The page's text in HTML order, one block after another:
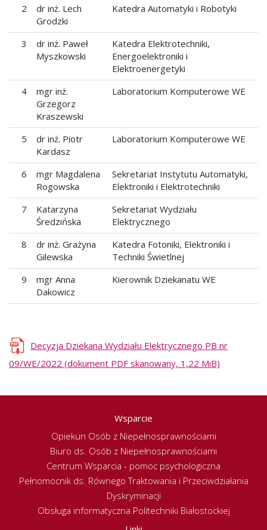
2
dr inż. Lech
Grodzki
Katedra Automatyki i Robotyki
3
dr inż. Paweł
Myszkowski
Katedra Elektrotechniki,
Energoelektroniki i
Elektroenergetyki
4
mgr inż.
Grzegorz
Kraszewski
Laboratorium Komputerowe WE
5
dr inż. Piotr
Kardasz
Laboratorium Komputerowe WE
6
mgr Magdalena
Rogowska
Sekretariat Instytutu Automatyki,
Elektroniki i Elektrotechniki
7
Katarzyna
Średzińska
Sekretariat Wydziału
Elektrycznego
8
dr inż. Grażyna
Gilewska
Katedra Fotoniki, Elektroniki i
Techniki Świetlnej
9
mgr Anna
Dakowicz
Kierownik Dziekanatu WE
Decyzja Dziekana Wydziału Elektrycznego PB nr
09/WE/2022 (dokument PDF skanowany, 1,22 MiB)
Wsparcie
Opiekun Osób z Niepełnosprawnościami
Biuro ds. Osób z Niepełnosprawnościami
Centrum Wsparcia - pomoc psychologiczna
Pełnomocnik ds. Równego Traktowania i Przeciwdziałania
Dyskryminacji
Obsługa informatyczna Politechniki Białostockiej